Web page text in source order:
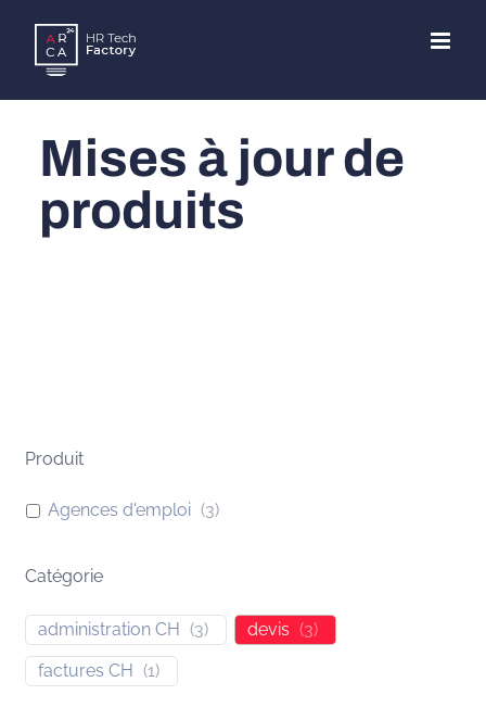
content
Mises à jour de
produits
Produit
Agences d'emploi (3)
Catégorie
administration CH (3) devis (3)
factures CH (1)